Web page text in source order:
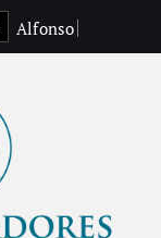
Alfonso